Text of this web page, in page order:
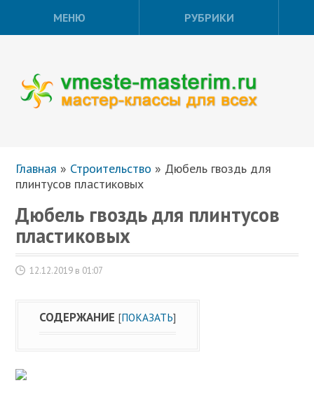
МЕНЮ РУБРИКИ
Главная » Строительство » Дюбель гвоздь для
плинтусов пластиковых
Дюбель гвоздь для плинтусов
пластиковых
12.12.2019 в 01:07
СОДЕРЖАНИЕ [ПОКАЗАТЬ]